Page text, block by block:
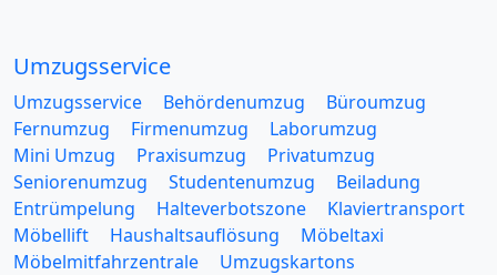
Umzugsservice
Umzugsservice Behördenumzug
Büroumzug
Fernumzug
Firmenumzug
Laborumzug
Mini Umzug
Praxisumzug
Privatumzug
Seniorenumzug
Studentenumzug
Beiladung
Entrümpelung
Halteverbotszone
Klaviertransport
Möbellift
Haushaltsauflösung
Möbeltaxi
Möbelmitfahrzentrale
Umzugskartons